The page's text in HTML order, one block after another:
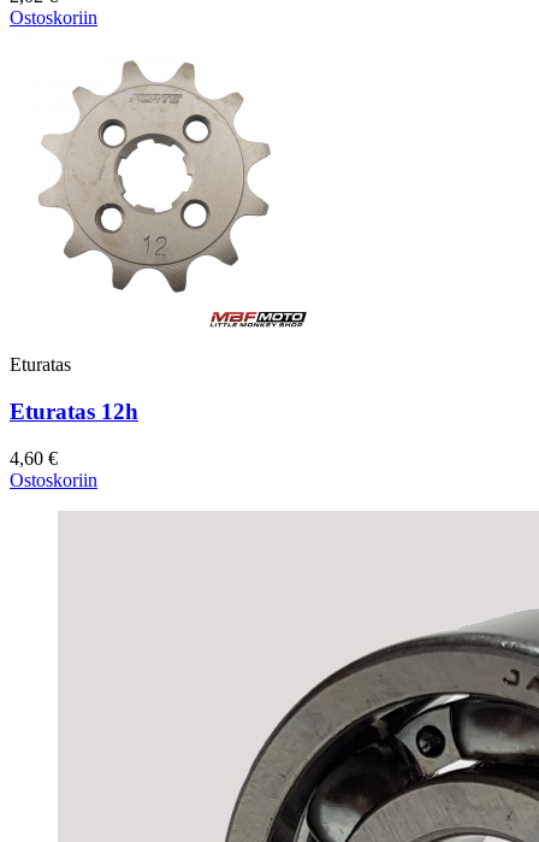
Ostoskoriin
Eturatas
Eturatas 12h
4,60 €
Ostoskoriin